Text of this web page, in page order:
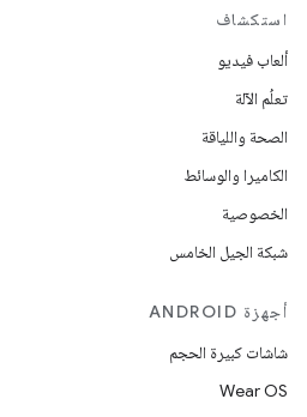
استكشاف
ألعاب فيديو
تعلُم الآلة
الصحة واللياقة
الكاميرا والوسائط
الخصوصية
شبكة الجيل الخامس
أجهزة ANDROID
شاشات كبيرة الحجم
Wear OS